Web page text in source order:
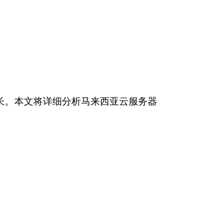
本文将详细分析马来西亚云服务器